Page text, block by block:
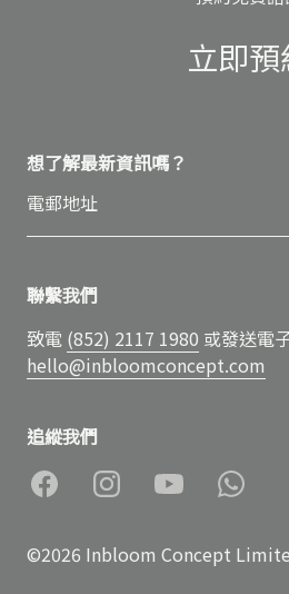
立即預
想了解最新資訊嗎？
聯繫我們
致電 (852) 2117 1980 或發送電
hello@inbloomconcept.com
追縱我們
©2026 Inbloom Concept